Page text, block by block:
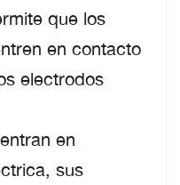
que los
en contacto
electrodos
en
sus